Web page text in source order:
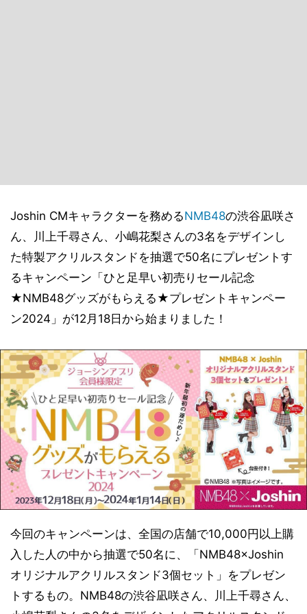
Joshin CMキャラクターを務めるNMB48の渋谷凪咲さ
ん、川上千尋さん、小嶋花梨さんの3名をデザインし
た特製アクリルスタンドを抽選で50名にプレゼントす
るキャンペーン「ひと足早い初売りセール記念
★NMB48グッズがもらえる★プレゼントキャンペー
ン2024」が12月18日から始まりました！
今回のキャンペーンは、全国の店舗で10,000円以上購
入した人の中から抽選で50名に、「NMB48×Joshin
オリジナルアクリルスタンド3個セット」をプレゼン
トするもの。NMB48の渋谷凪咲さん、川上千尋さん、